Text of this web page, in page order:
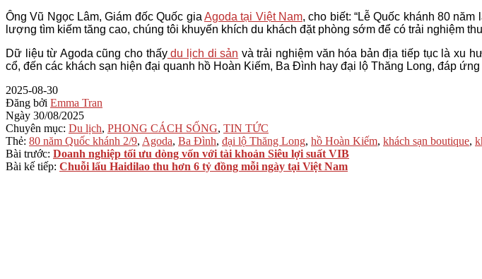
Ông Vũ Ngọc Lâm, Giám đốc Quốc gia Agoda tại Việt Nam, cho biết: “Lễ Quốc khánh 80
lượng tìm kiếm tăng cao, chúng tôi khuyến khích du khách đặt phòng sớm để có trải nghiệm
Dữ liệu từ Agoda cũng cho thấydu lịch di sản và trải nghiệm văn hóa bản địa tiếp tục là xu
cổ, đến các khách sạn hiện đại quanh hồ Hoàn Kiếm, Ba Đình hay đại lộ Thăng Long, đáp
2025-08-30
Đăng bởi Emma Tran
Ngày 30/08/2025
Chuyên mục: Du lịch, PHONG CÁCH SỐNG, TIN TỨC
Thẻ: 80 năm Quốc khánh 2/9, Agoda, Ba Đình, đại lộ Thăng Long, hồ Hoàn Kiếm, khách sạn boutique,
Bài trước: Doanh nghiệp tối ưu dòng vốn với tài khoản Siêu lợi suất VIB
Bài kế tiếp: Chuỗi lẩu Haidilao thu hơn 6 tỷ đồng mỗi ngày tại Việt Nam